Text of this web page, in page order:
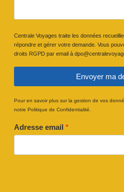
Centrale Voyages traite les données
répondre et gérer votre demande. Vous
droits RGPD par email à
Envoyer ma
Pour en savoir plus sur la gestion de vos
notre Politique de Confidentialité.
Adresse email *